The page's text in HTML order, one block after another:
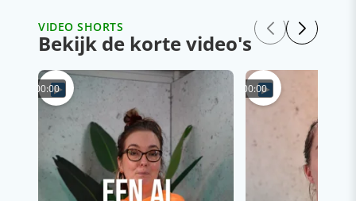
VIDEO SHORTS
Bekijk de korte video's
00:00 00:00